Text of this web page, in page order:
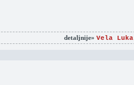
detaljnije» Vela Luka